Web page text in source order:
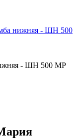
нижняя - ШН 500
- ШН 500 МР